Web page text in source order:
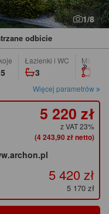
1/8
odbicie
5
łazienki i WC
3
Min.
Więcej parametrów
5 220 zł
z VAT 23%
(4 243,90 zł netto)
5 420 zł
5 170 zł